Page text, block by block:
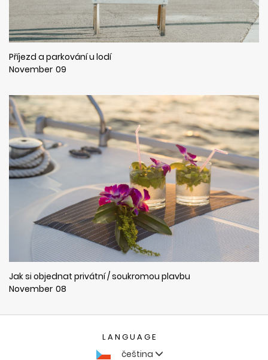
Příjezd a parkování u lodí
November 09
Jak si objednat privátní / soukromou plavbu
November 08
LANGUAGE
čeština